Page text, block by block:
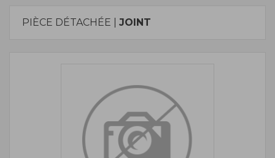
PIÈCE DÉTACHÉE | JOINT